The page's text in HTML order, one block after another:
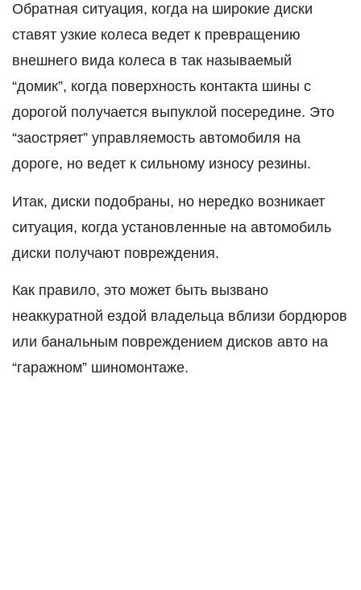
Обратная ситуация, когда на широкие диски
ставят узкие колеса ведет к превращению
внешнего вида колеса в так называемый
“домик”, когда поверхность контакта шины с
дорогой получается выпуклой посередине. Это
“заостряет” управляемость автомобиля на
дороге, но ведет к сильному износу резины.
Итак, диски подобраны, но нередко возникает
ситуация, когда установленные на автомобиль
диски получают повреждения.
Как правило, это может быть вызвано
неаккуратной ездой владельца вблизи бордюров
или банальным повреждением дисков авто на
“гаражном” шиномонтаже.